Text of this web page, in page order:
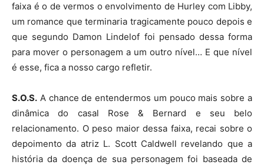
faixa é o de vermos o envolvimento de Hurley com Libby,
um romance que terminaria tragicamente pouco depois e
que segundo Damon Lindelof foi pensado dessa forma
para mover o personagem a um outro nível… E que nível
é esse, fica a nosso cargo refletir.
S.O.S. A chance de entendermos um pouco mais sobre a
dinâmica do casal Rose & Bernard e seu belo
relacionamento. O peso maior dessa faixa, recai sobre o
depoimento da atriz L. Scott Caldwell revelando que a
história da doença de sua personagem foi baseada de